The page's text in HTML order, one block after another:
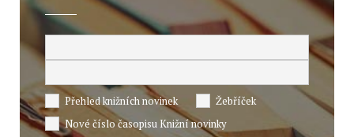
Přehled knižních novinek
Žebříček
Nové číslo časopisu Knižní novinky